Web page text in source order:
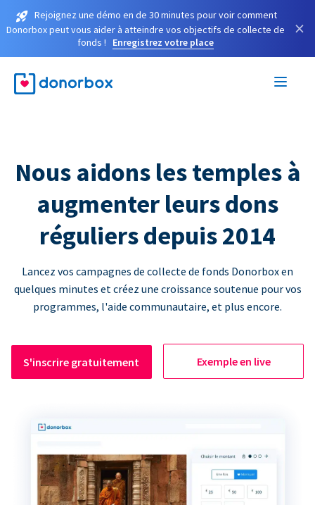
Rejoignez une démo en de 30 minutes pour voir comment
Donorbox peut vous aider à atteindre vos objectifs de collecte de
fonds !
Enregistrez votre place
×
Nous aidons les temples à
augmenter leurs dons
réguliers depuis 2014
Lancez vos campagnes de collecte de fonds Donorbox en
quelques minutes et créez une croissance soutenue pour vos
programmes, l'aide communautaire, et plus encore.
S'inscrire gratuitement Exemple en live